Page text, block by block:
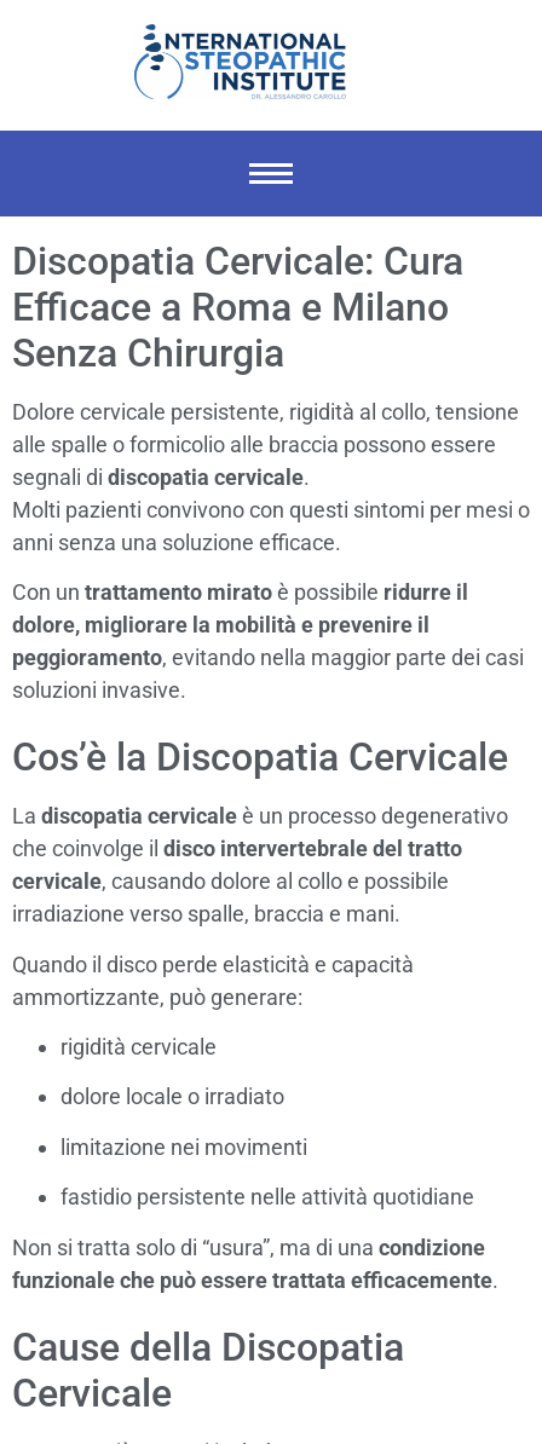
Discopatia Cervicale: Cura
Efficace a Roma e Milano
Senza Chirurgia
Dolore cervicale persistente, rigidità al collo, tensione
alle spalle o formicolio alle braccia possono essere
segnali di discopatia cervicale.
Molti pazienti convivono con questi sintomi per mesi o
anni senza una soluzione efficace.
Con un trattamento miratoè possibile ridurre il
dolore, migliorare la mobilità e prevenire il
peggioramento, evitando nella maggior parte dei casi
soluzioni invasive.
Cos’è la Discopatia Cervicale
La discopatia cervicaleè un processo degenerativo
che coinvolge il disco intervertebrale del tratto
cervicale, causando dolore al collo e possibile
irradiazione verso spalle, braccia e mani.
Quando il disco perde elasticità e capacità
ammortizzante, può generare:
rigidità cervicale
dolore locale o irradiato
limitazione nei movimenti
fastidio persistente nelle attività quotidiane
Non si tratta solo di “usura”, ma di una condizione
funzionale che può essere trattata efficacemente.
Cause della Discopatia
Cervicale